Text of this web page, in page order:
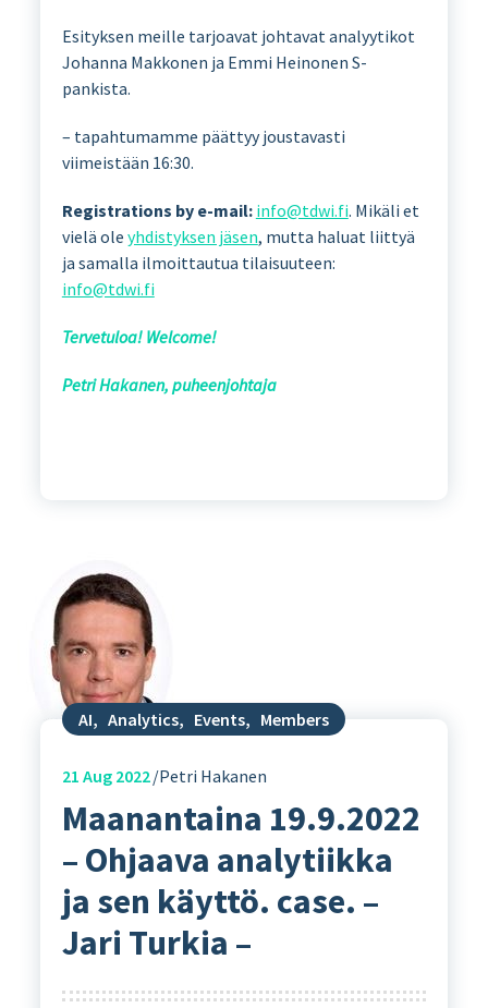
Esityksen meille tarjoavat johtavat analyytikot
Johanna Makkonen ja Emmi Heinonen S-
pankista.
– tapahtumamme päättyy joustavasti
viimeistään 16:30.
Registrations by e-mail: info@tdwi.fi. Mikäli et
vielä ole yhdistyksen jäsen, mutta haluat liittyä
ja samalla ilmoittautua tilaisuuteen:
info@tdwi.fi
Tervetuloa! Welcome!
Petri Hakanen, puheenjohtaja
AI, Analytics, Events, Members
21 Aug 2022 Petri Hakanen
Maanantaina 19.9.2022
– Ohjaava analytiikka
ja sen käyttö. case. –
Jari Turkia –